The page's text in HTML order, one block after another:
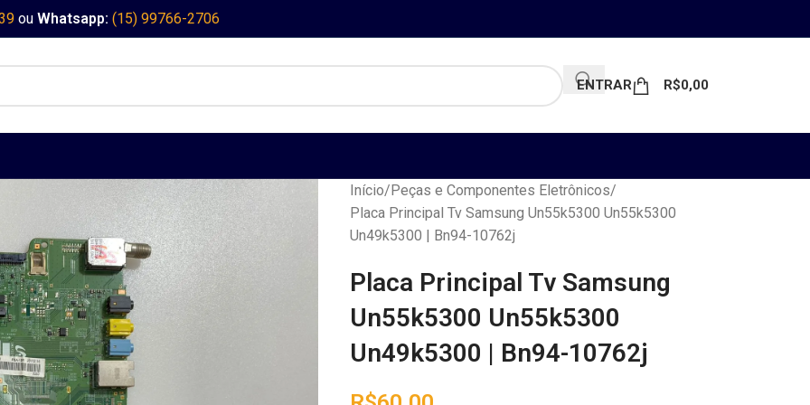
ou Whatsapp: (15) 99766-2706
ENTRAR R$0,00
Início Peças e Componentes Eletrônicos
Placa Principal Tv Samsung Un55k5300 Un55k5300
Un49k5300 | Bn94-10762j
Placa Principal Tv Samsung
Un55k5300 Un55k5300
Un49k5300 | Bn94-10762j